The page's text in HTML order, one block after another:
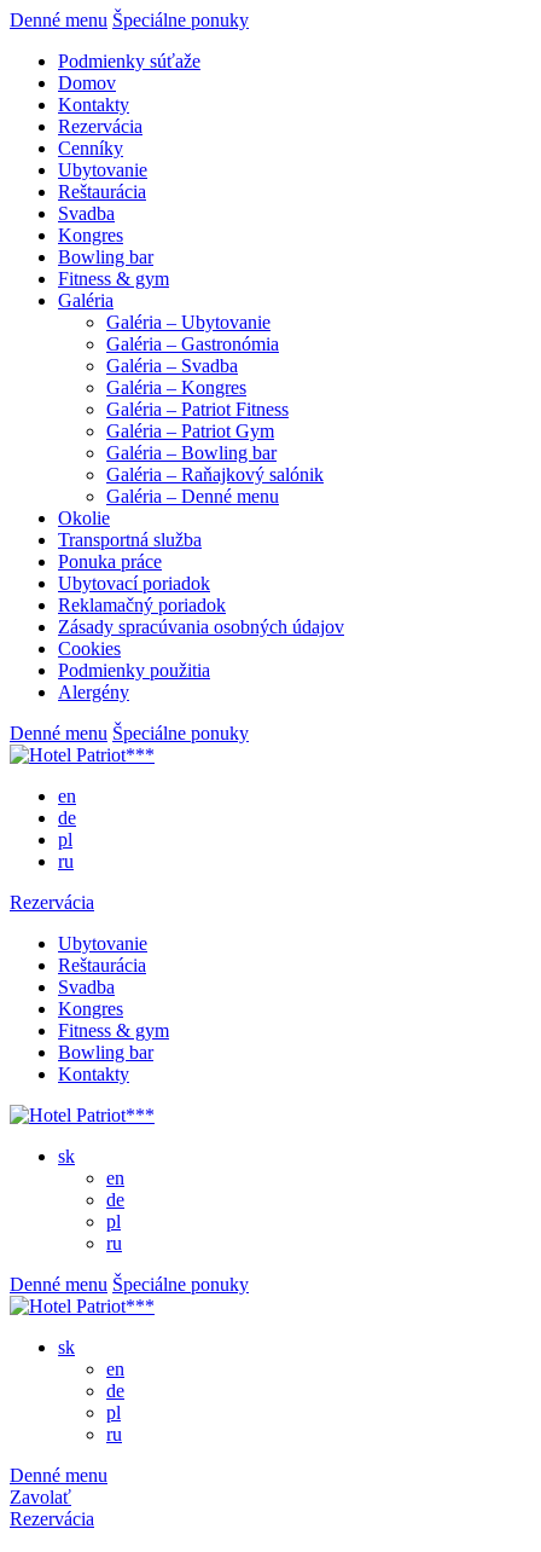
Denné menu Špeciálne ponuky
Podmienky súťaže
Domov
Kontakty
Rezervácia
Cenníky
Ubytovanie
Reštaurácia
Svadba
Kongres
Bowling bar
Fitness & gym
Galéria
Galéria – Ubytovanie
Galéria – Gastronómia
Galéria – Svadba
Galéria – Kongres
Galéria – Patriot Fitness
Galéria – Patriot Gym
Galéria – Bowling bar
Galéria – Raňajkový salónik
Galéria – Denné menu
Okolie
Transportná služba
Ponuka práce
Ubytovací poriadok
Reklamačný poriadok
Zásady spracúvania osobných údajov
Cookies
Podmienky použitia
Alergény
Denné menu Špeciálne ponuky
en
de
pl
ru
Rezervácia
Ubytovanie
Reštaurácia
Svadba
Kongres
Fitness & gym
Bowling bar
Kontakty
sk
en
de
pl
ru
Denné menu Špeciálne ponuky
sk
en
de
pl
ru
Denné menu
Zavolať
Rezervácia